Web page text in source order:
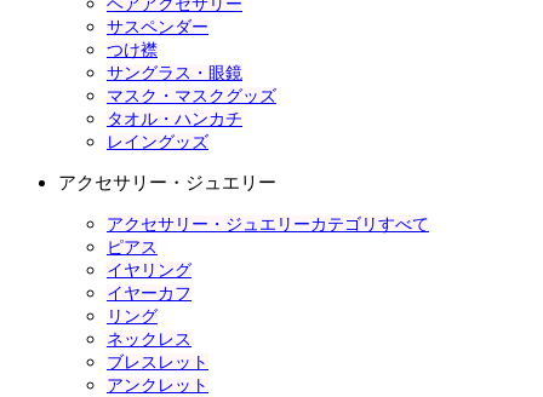
ヘアアクセサリー
サスペンダー
つけ襟
サングラス・眼鏡
マスク・マスクグッズ
タオル・ハンカチ
レイングッズ
アクセサリー・ジュエリー
アクセサリー・ジュエリーカテゴリすべて
ピアス
イヤリング
イヤーカフ
リング
ネックレス
ブレスレット
アンクレット